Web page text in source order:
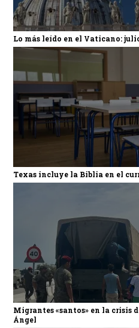
Lo más leído en el Vaticano:
Texas incluye la Biblia en el
Migrantes «santos» en la crisis
Ángel